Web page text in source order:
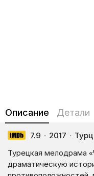
Описание Детали
7.9 · 2017 ·
Турецкая мелодрама
драматическую